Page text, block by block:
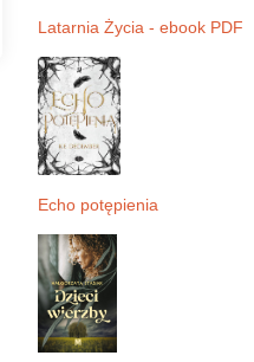
Latarnia Życia - ebook PDF
Echo potępienia